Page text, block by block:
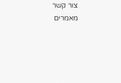
צור קשר
מאמרים